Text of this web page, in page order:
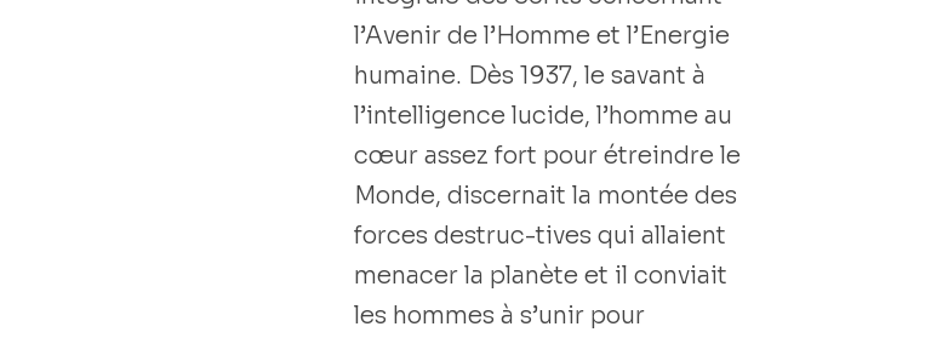
l’Avenir de l’Homme et l’Energie
humaine. Dès 1937, le savant à
l’intelligence lucide, l’homme au
cœur assez fort pour étreindre le
Monde, discernait la montée des
forces destruc-tives qui allaient
menacer la planète et il conviait
les hommes à s’unir pour